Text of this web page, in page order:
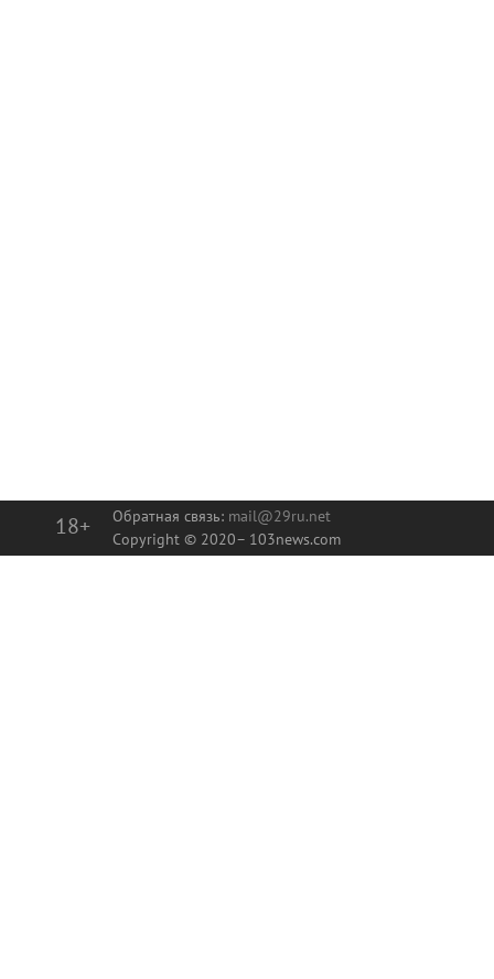
18+ Обратная связь: mail@29ru.net
Copyright © 2020– 103news.com